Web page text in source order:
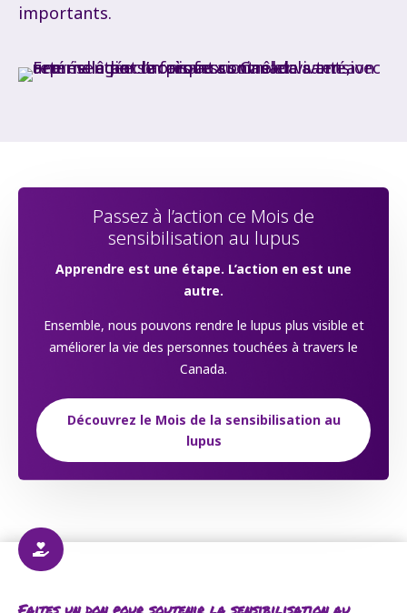
importants.
Passez à l’action ce Mois de
sensibilisation au lupus
Apprendre est une étape. L’action en est une
autre.
Ensemble, nous pouvons rendre le lupus plus visible et
améliorer la vie des personnes touchées à travers le
Canada.
Découvrez le Mois de la sensibilisation au
lupus
